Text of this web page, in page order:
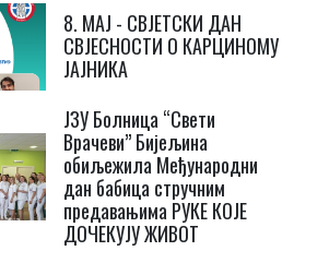
8. МАЈ - СВЈЕТСКИ ДАН
СВЈЕСНОСТИ О КАРЦИНОМУ
ЈАЈНИКА
ЈЗУ Болница “Свети
Врачеви” Бијељина
обиљежила Међународни
дан бабица стручним
предавањима РУКЕ КОЈЕ
ДОЧЕКУЈУ ЖИВОТ